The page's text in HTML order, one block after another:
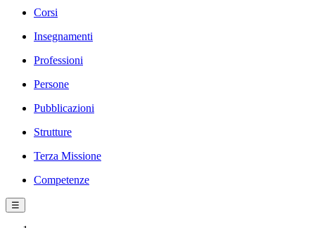
Corsi
Insegnamenti
Professioni
Persone
Pubblicazioni
Strutture
Terza Missione
Competenze
☰